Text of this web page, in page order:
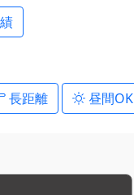
長距離 昼間OK